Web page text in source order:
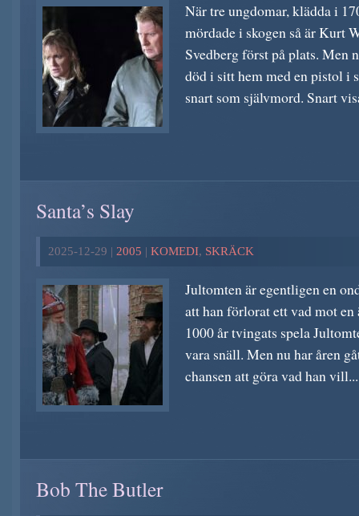
När tre ungdomar, klädda i
mördade i skogen så är Kurt
Svedberg först på plats. Men
död i sitt hem med en pistol i
snart som självmord. Snart
Santa’s Slay
2025-12-29 | 2005 | KOMEDI, SKRÄCK
Jultomten är egentligen en
att han förlorat ett vad mot en
1000 år tvingats spela
vara snäll. Men nu har åren
chansen att göra vad han vill...
Bob The Butler